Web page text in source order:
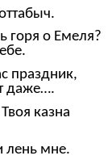
горя о Емеля?
праздник,
даже….
казна
лень мне.